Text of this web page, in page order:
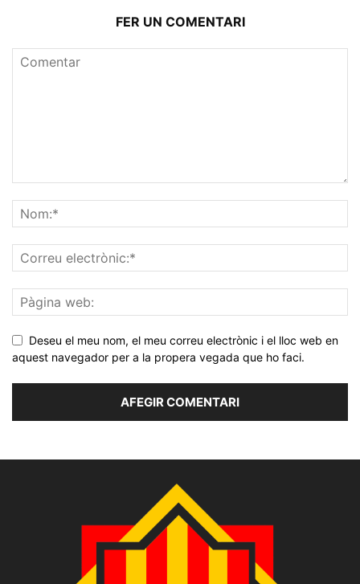
FER UN COMENTARI
Deseu el meu nom, el meu correu electrònic i el lloc web en
aquest navegador per a la propera vegada que ho faci.